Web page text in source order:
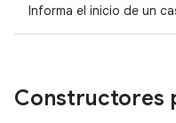
Informa el inicio de un
Constructores